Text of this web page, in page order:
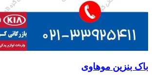
باک بنزین موهاوی